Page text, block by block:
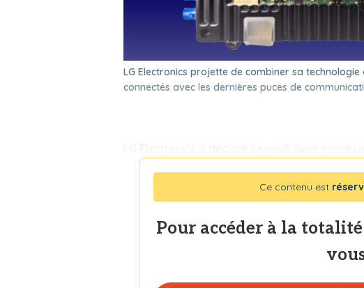
LG Electronics projette de combiner sa
connectés avec les dernières puces de
LG Electronics a déclaré ce jeudi avoir conclu
Ce contenu est
Pour accéder à la